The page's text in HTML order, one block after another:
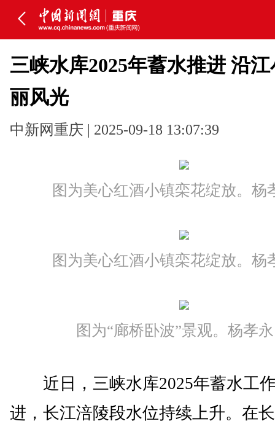
三峡水库2025年蓄水推进 沿
丽风光
中新网重庆 | 2025-09-18 13:07:39
图为美心红酒小镇栾花绽放。杨
图为美心红酒小镇栾花绽放。杨
图为“廊桥卧波”景观。杨孝
近日，三峡水库2025年蓄水工
进，长江涪陵段水位持续上升。在